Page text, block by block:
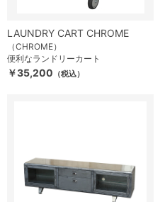
LAUNDRY CART CHROME
（CHROME）
便利なランドリーカート
￥35,200 （税込）